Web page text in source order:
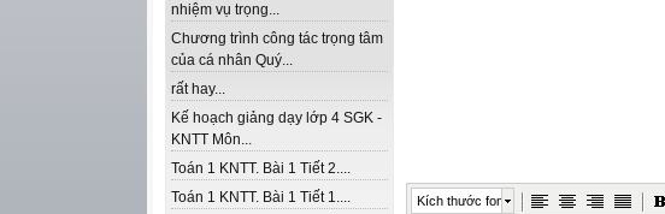
nhiệm vụ trọng...
Chương trình công tác trọng tâm
của cá nhân Quý...
rất hay...
Kế hoạch giảng dạy lớp 4 SGK -
KNTT Môn...
Toán 1 KNTT. Bài 1 Tiết 2....
Toán 1 KNTT. Bài 1 Tiết 1....
Kích thước font